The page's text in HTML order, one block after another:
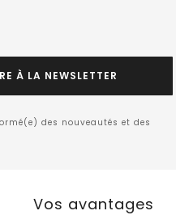
À LA NEWSLETTER
des nouveautés et des
Vos avantages